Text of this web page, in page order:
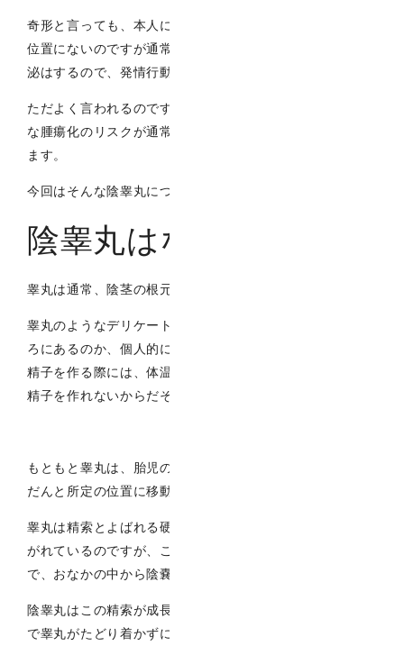
奇形と言っても、本人に与える影響はあまりなく、正常な
位置にないのですが通常の睾丸と同じようにホルモンの分
泌はするので、発情行動などは通常通り起こります。
ただよく言われるのですが、そのままにしておくと将来的
な腫瘍化のリスクが通常の睾丸よりも高くなるとされてい
ます。
今回はそんな陰睾丸についてご説明したいと思います。
陰睾丸はなぜ起こる？
睾丸は通常、陰茎の根元の陰嚢内にあります。
睾丸のようなデリケートな臓器が、なぜあんな目立つとこ
ろにあるのか、個人的にはたまに不思議に思うのですが、
精子を作る際には、体温が1から2度ほど低くないと良好な
精子を作れないからだそうです。
もともと睾丸は、胎児のときには腹腔内にありそれがだん
だんと所定の位置に移動していきます。
睾丸は精索とよばれる硬いロープのようなもので体とつな
がれているのですが、この精索が段々と伸びていくこと
で、おなかの中から陰嚢の位置まで移動していきます。
陰睾丸はこの精索が成長とともに伸びないために、陰嚢ま
で睾丸がたどり着かずになってしまっている状態です。